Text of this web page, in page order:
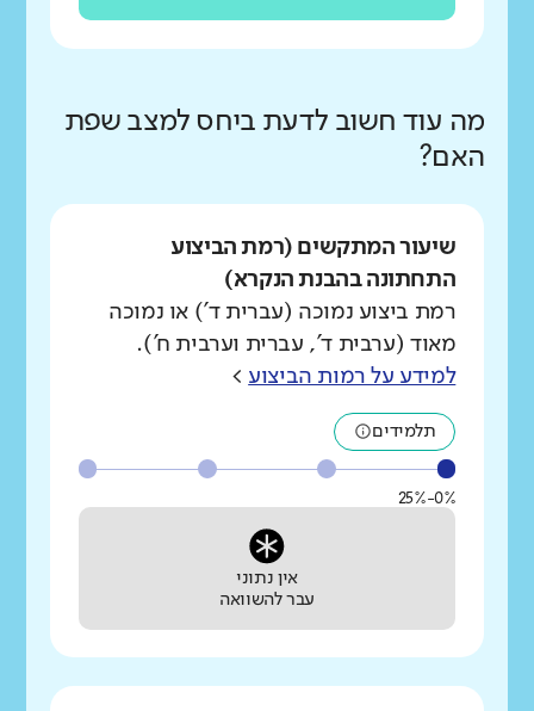
מה עוד חשוב לדעת ביחס למצב שפת
האם?
שיעור המתקשים (רמת הביצוע
התחתונה בהבנת הנקרא)
רמת ביצוע נמוכה (עברית ד') או נמוכה
מאוד (ערבית ד', עברית וערבית ח').
למידע על רמות הביצוע >
תלמידים
0%-25%
אין נתוני
עבר להשוואה